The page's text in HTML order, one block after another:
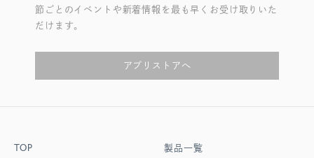
節ごとのイベントや新着情報を最も早くお受け取りいた
だけます。
アプリストアへ
TOP
製品一覧